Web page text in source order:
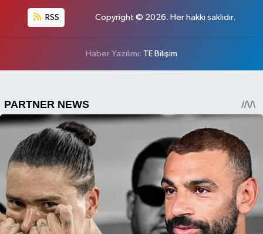
RSS Copyright © 2026. Her hakkı saklıdır.
Haber Yazılımı: TE Bilişim